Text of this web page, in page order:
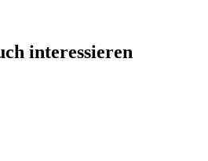
interessieren